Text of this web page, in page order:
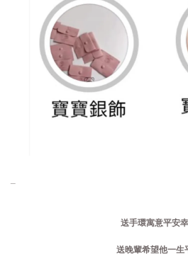
送手環寓意平安
送晚輩希望他一生